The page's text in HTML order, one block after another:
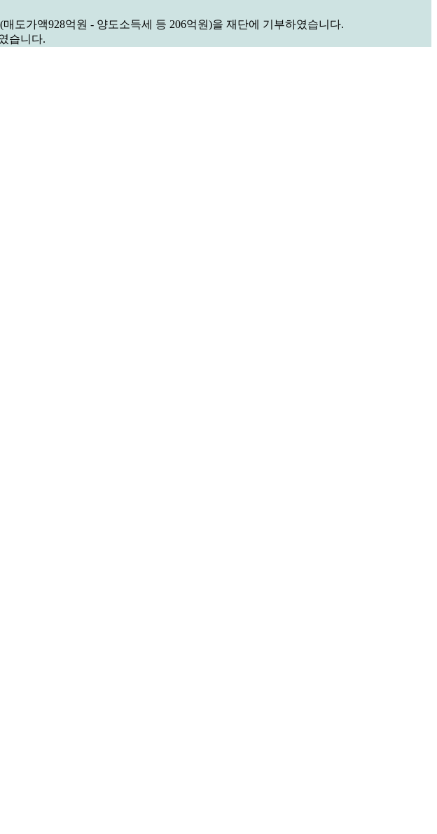
도가액928억원 - 양도소득세 등 206억원)을 재단에 기부하였습니다.
습니다.